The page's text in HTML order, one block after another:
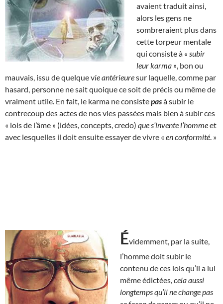
avaient traduit ainsi,
alors les gens ne
sombreraient plus dans
cette torpeur mentale
qui consiste à « subir
leur karma » , bon ou
mauvais, issu de quelque vie antérieuresur laquelle, comme par
hasard, personne ne sait quoique ce soit de précis ou même de
vraiment utile. En fait, le karma ne consistepasà subir le
contrecoup des actes de nos vies passées mais bien à subir ces
« lois de l’âme » (idées, concepts, credo) que s’invente l’hommeet
avec lesquelles il doit ensuite essayer de vivre « en conformité . »
Évidemment, par la suite,
l’homme doit subir le
contenu de ces lois qu’il a lui
même édictées, cela aussi
longtemps qu’il ne change pas